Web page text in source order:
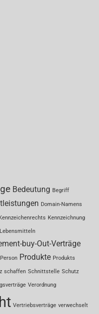
Bedeutung Begriff
Domain-Namens
Kennzeichnung
Lebensmitteln
buy-Out-Verträge
Person Produkte Produkts
schaffen Schnittstelle Schutz
Verordnung
Vertriebsverträge verwechselt